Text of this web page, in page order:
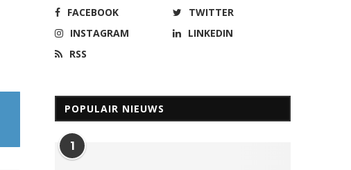
FACEBOOK
TWITTER
INSTAGRAM
LINKEDIN
RSS
POPULAIR NIEUWS
1